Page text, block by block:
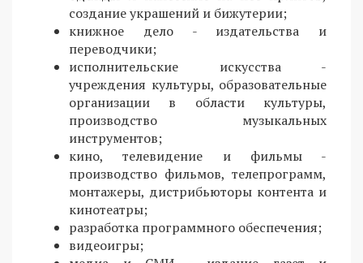
создание украшений и бижутерии;
книжное дело - издательства и
переводчики;
исполнительские искусства -
учреждения культуры, образовательные
организации в области культуры,
производство музыкальных
инструментов;
кино, телевидение и фильмы -
производство фильмов, телепрограмм,
монтажеры, дистрибьюторы контента и
кинотеатры;
разработка программного обеспечения;
видеоигры;